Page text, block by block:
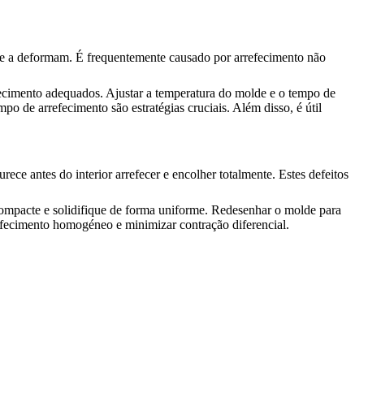
deformam. É frequentemente causado por arrefecimento não
adequados. Ajustar a temperatura do molde e o tempo de
de arrefecimento são estratégias cruciais. Além disso, é útil
antes do interior arrefecer e encolher totalmente. Estes defeitos
e solidifique de forma uniforme. Redesenhar o molde para
homogéneo e minimizar contração diferencial.